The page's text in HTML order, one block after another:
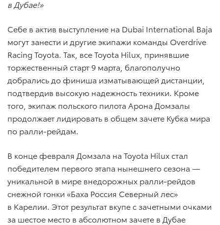
в Дубае!»
Себе в актив выступление на Dubai International Baja
могут занести и другие экипажи команды Overdrive
Racing Toyota. Так, все Toyota Hilux, принявшие
торжественный старт 9 марта, благополучно
добрались до финиша изматывающей дистанции,
подтвердив высокую надежность техники. Кроме
того, экипаж польского пилота Арона Домзалы
продолжает лидировать в общем зачете Кубка мира
по ралли-рейдам.
В конце февраля Домзала на Toyota Hilux стал
победителем первого этапа нынешнего сезона —
уникальной в мире внедорожных ралли-рейдов
снежной гонки «Баха Россия Северный лес»
в Карелии. Этот результат вкупе с зачетными очками
за шестое место в абсолютном зачете в Дубае